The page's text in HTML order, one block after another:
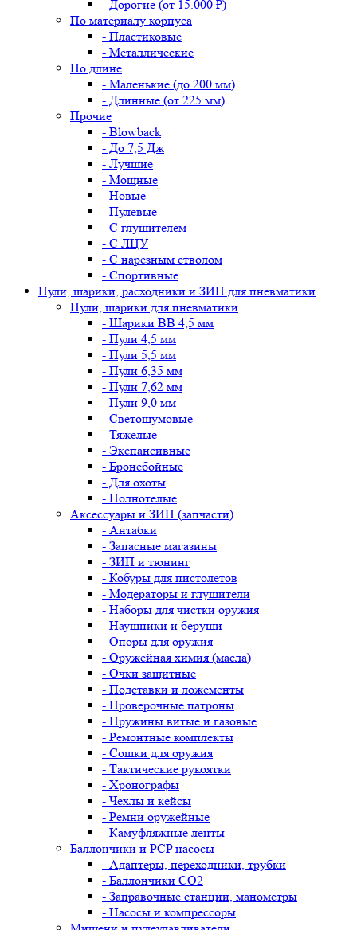
- Дорогие (от 15.000 ₽)
По материалу корпуса
- Пластиковые
- Металлические
По длине
- Маленькие (до 200 мм)
- Длинные (от 225 мм)
Прочие
- Blowback
- До 7,5 Дж
- Лучшие
- Мощные
- Новые
- Пулевые
- С глушителем
- С ЛЦУ
- С нарезным стволом
- Спортивные
Пули, шарики, расходники и ЗИП для пневматики
Пули, шарики для пневматики
- Шарики BB 4,5 мм
- Пули 4,5 мм
- Пули 5,5 мм
- Пули 6,35 мм
- Пули 7,62 мм
- Пули 9,0 мм
- Светошумовые
- Тяжелые
- Экспансивные
- Бронебойные
- Для охоты
- Полнотелые
Аксессуары и ЗИП (запчасти)
- Антабки
- Запасные магазины
- ЗИП и тюнинг
- Кобуры для пистолетов
- Модераторы и глушители
- Наборы для чистки оружия
- Наушники и беруши
- Опоры для оружия
- Оружейная химия (масла)
- Очки защитные
- Подставки и ложементы
- Проверочные патроны
- Пружины витые и газовые
- Ремонтные комплекты
- Сошки для оружия
- Тактические рукоятки
- Хронографы
- Чехлы и кейсы
- Ремни оружейные
- Камуфляжные ленты
Баллончики и PCP насосы
- Адаптеры, переходники, трубки
- Баллончики CO2
- Заправочные станции, манометры
- Насосы и компрессоры